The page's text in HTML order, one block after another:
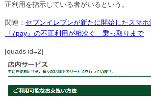
正利用を指示している者がいるという。
関連： セブンイレブンが新たに開始したスマホ
『7pay』の不正利用が相次ぐ 乗っ取りまで
[quads id=2]